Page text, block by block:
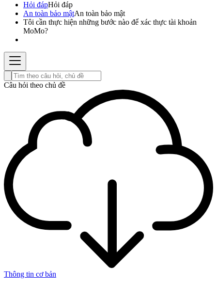
Hỏi đápHỏi đáp
An toàn bảo mậtAn toàn bảo mật
Tôi cần thực hiện những bước nào để xác thực tài khoản
MoMo?
Câu hỏi theo chủ đề
Thông tin cơ bản